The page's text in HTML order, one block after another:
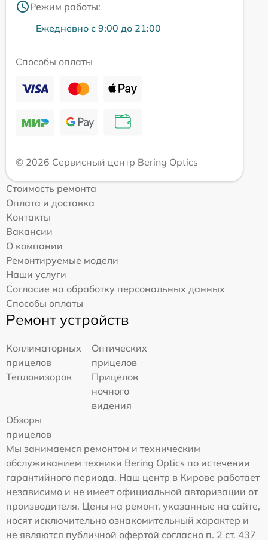
Режим работы:
Ежедневно с 9:00 до 21:00
Способы оплаты
© 2026 Сервисный центр Bering Optics
Стоимость ремонта
Оплата и доставка
Контакты
Вакансии
О компании
Ремонтируемые модели
Наши услуги
Согласие на обработку персональных данных
Способы оплаты
Ремонт устройств
Коллиматорных
прицелов
Оптических
прицелов
Тепловизоров
Прицелов
ночного
видения
Обзоры
прицелов
Мы занимаемся ремонтом и техническим
обслуживанием техники Bering Optics по истечении
гарантийного периода. Наш центр в Кирове работает
независимо и не имеет официальной авторизации от
производителя. Цены на ремонт, указанные на сайте,
носят исключительно ознакомительный характер и
не являются публичной офертой согласно п. 2 ст. 437